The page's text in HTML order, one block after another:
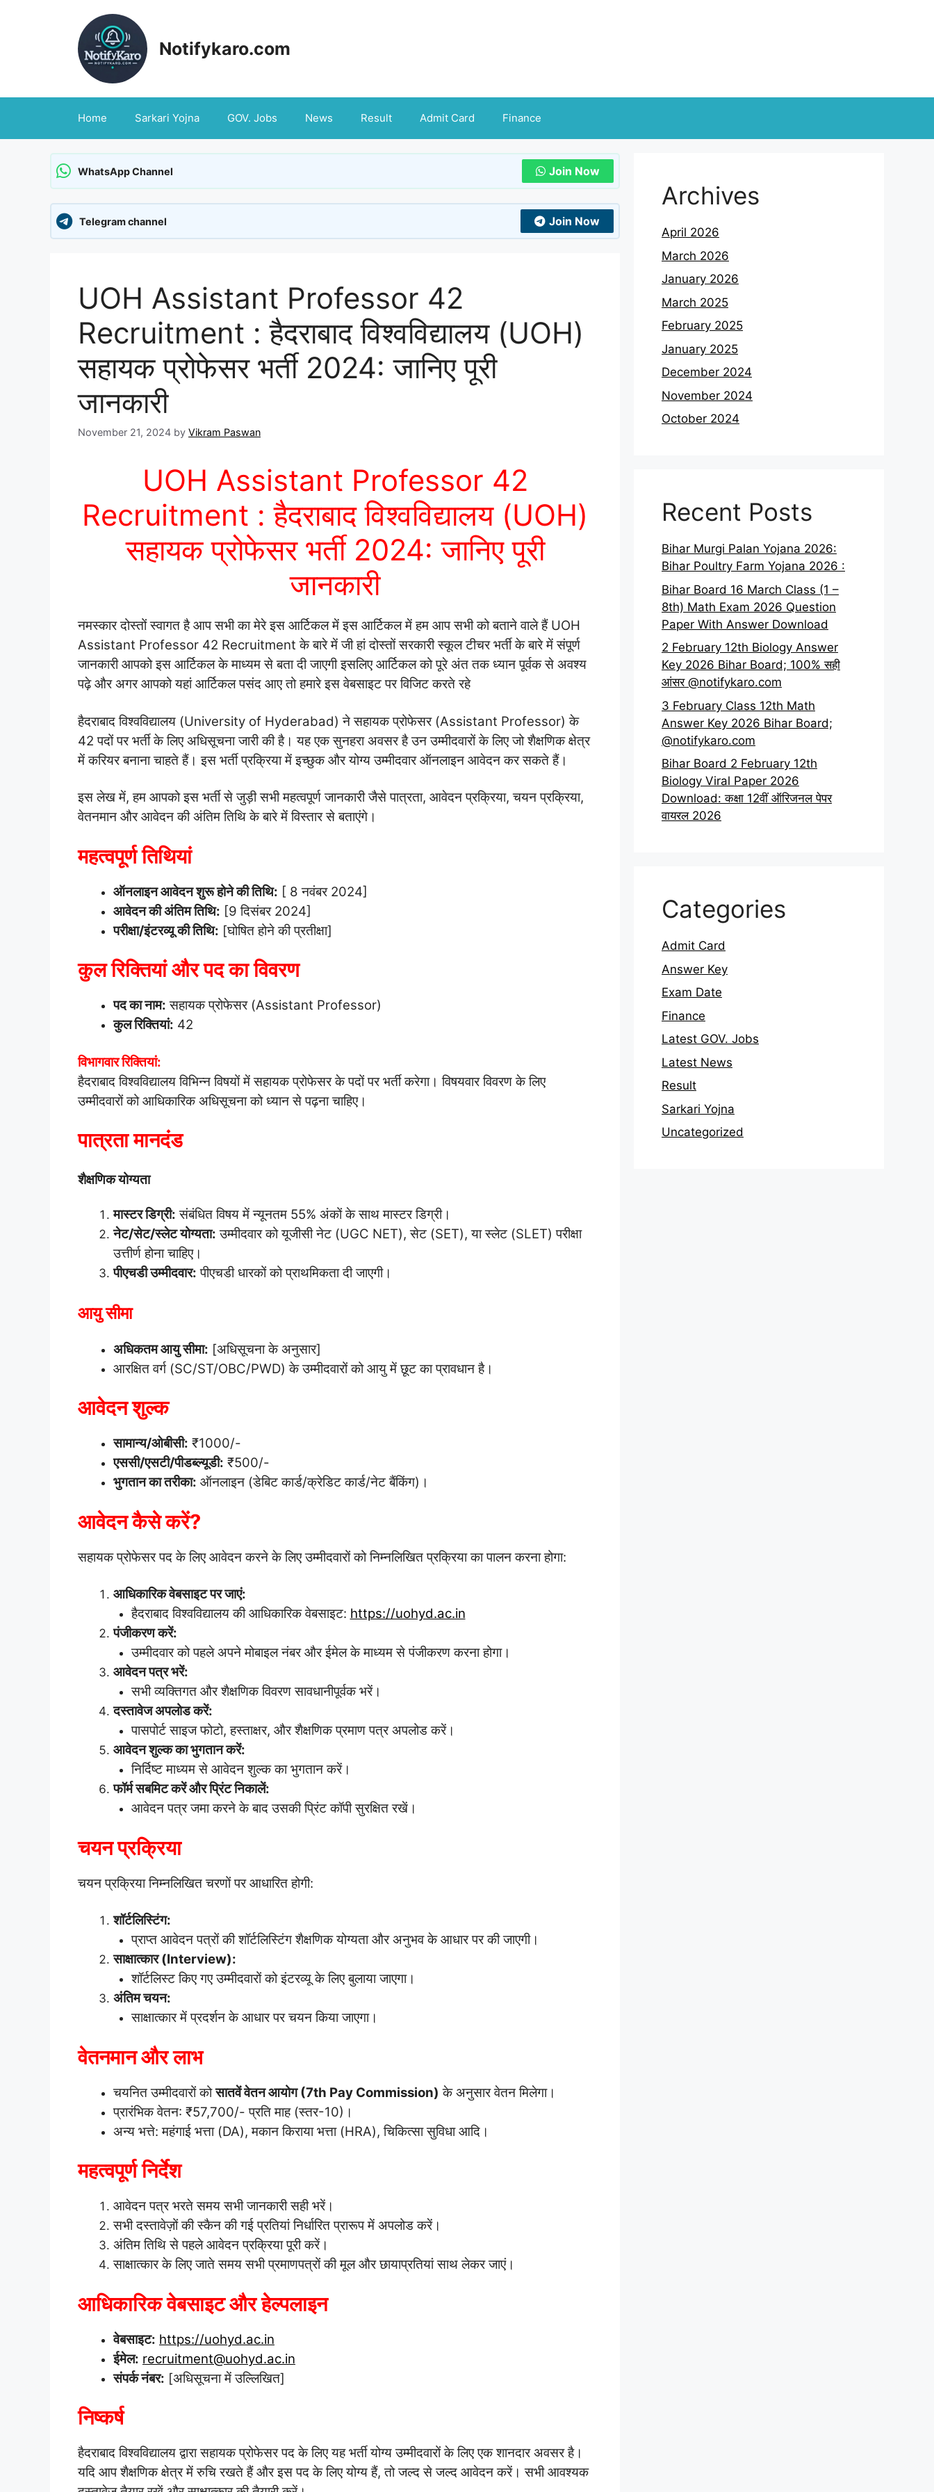
Notifykaro.com
Home Sarkari Yojna GOV. Jobs News Result Admit Card Finance
WhatsApp Channel Join Now
Telegram channel Join Now
UOH Assistant Professor 42
Recruitment : हैदराबाद विश्वविद्यालय (UOH)
सहायक प्रोफेसर भर्ती 2024: जानिए पूरी
जानकारी
November 21, 2024 by Vikram Paswan
UOH Assistant Professor 42
Recruitment : हैदराबाद विश्वविद्यालय (UOH)
सहायक प्रोफेसर भर्ती 2024: जानिए पूरी
जानकारी
नमस्कार दोस्तों स्वागत है आप सभी का मेरे इस आर्टिकल में इस आर्टिकल में हम आप सभी को बताने वाले हैं UOH
Assistant Professor 42 Recruitment के बारे में जी हां दोस्तों सरकारी स्कूल टीचर भर्ती के बारे में संपूर्ण
जानकारी आपको इस आर्टिकल के माध्यम से बता दी जाएगी इसलिए आर्टिकल को पूरे अंत तक ध्यान पूर्वक से अवश्य
पढ़े और अगर आपको यहां आर्टिकल पसंद आए तो हमारे इस वेबसाइट पर विजिट करते रहे
हैदराबाद विश्वविद्यालय (University of Hyderabad) ने सहायक प्रोफेसर (Assistant Professor) के
42 पदों पर भर्ती के लिए अधिसूचना जारी की है। यह एक सुनहरा अवसर है उन उम्मीदवारों के लिए जो शैक्षणिक क्षेत्र
में करियर बनाना चाहते हैं। इस भर्ती प्रक्रिया में इच्छुक और योग्य उम्मीदवार ऑनलाइन आवेदन कर सकते हैं।
इस लेख में, हम आपको इस भर्ती से जुड़ी सभी महत्वपूर्ण जानकारी जैसे पात्रता, आवेदन प्रक्रिया, चयन प्रक्रिया,
वेतनमान और आवेदन की अंतिम तिथि के बारे में विस्तार से बताएंगे।
महत्वपूर्ण तिथियां
ऑनलाइन आवेदन शुरू होने की तिथि: [ 8 नवंबर 2024]
आवेदन की अंतिम तिथि: [9 दिसंबर 2024]
परीक्षा/इंटरव्यू की तिथि: [घोषित होने की प्रतीक्षा]
कुल रिक्तियां और पद का विवरण
पद का नाम: सहायक प्रोफेसर (Assistant Professor)
कुल रिक्तियां: 42
विभागवार रिक्तियां:
हैदराबाद विश्वविद्यालय विभिन्न विषयों में सहायक प्रोफेसर के पदों पर भर्ती करेगा। विषयवार विवरण के लिए
उम्मीदवारों को आधिकारिक अधिसूचना को ध्यान से पढ़ना चाहिए।
पात्रता मानदंड
शैक्षणिक योग्यता
मास्टर डिग्री: संबंधित विषय में न्यूनतम 55% अंकों के साथ मास्टर डिग्री।
नेट/सेट/स्लेट योग्यता: उम्मीदवार को यूजीसी नेट (UGC NET), सेट (SET), या स्लेट (SLET) परीक्षा
उत्तीर्ण होना चाहिए।
पीएचडी उम्मीदवार: पीएचडी धारकों को प्राथमिकता दी जाएगी।
आयु सीमा
अधिकतम आयु सीमा: [अधिसूचना के अनुसार]
आरक्षित वर्ग (SC/ST/OBC/PWD) के उम्मीदवारों को आयु में छूट का प्रावधान है।
आवेदन शुल्क
सामान्य/ओबीसी: ₹1000/-
एससी/एसटी/पीडब्ल्यूडी: ₹500/-
भुगतान का तरीका: ऑनलाइन (डेबिट कार्ड/क्रेडिट कार्ड/नेट बैंकिंग)।
आवेदन कैसे करें?
सहायक प्रोफेसर पद के लिए आवेदन करने के लिए उम्मीदवारों को निम्नलिखित प्रक्रिया का पालन करना होगा:
आधिकारिक वेबसाइट पर जाएं:
हैदराबाद विश्वविद्यालय की आधिकारिक वेबसाइट: https://uohyd.ac.in
पंजीकरण करें:
उम्मीदवार को पहले अपने मोबाइल नंबर और ईमेल के माध्यम से पंजीकरण करना होगा।
आवेदन पत्र भरें:
सभी व्यक्तिगत और शैक्षणिक विवरण सावधानीपूर्वक भरें।
दस्तावेज अपलोड करें:
पासपोर्ट साइज फोटो, हस्ताक्षर, और शैक्षणिक प्रमाण पत्र अपलोड करें।
आवेदन शुल्क का भुगतान करें:
निर्दिष्ट माध्यम से आवेदन शुल्क का भुगतान करें।
फॉर्म सबमिट करें और प्रिंट निकालें:
आवेदन पत्र जमा करने के बाद उसकी प्रिंट कॉपी सुरक्षित रखें।
चयन प्रक्रिया
चयन प्रक्रिया निम्नलिखित चरणों पर आधारित होगी:
शॉर्टलिस्टिंग:
प्राप्त आवेदन पत्रों की शॉर्टलिस्टिंग शैक्षणिक योग्यता और अनुभव के आधार पर की जाएगी।
साक्षात्कार (Interview):
शॉर्टलिस्ट किए गए उम्मीदवारों को इंटरव्यू के लिए बुलाया जाएगा।
अंतिम चयन:
साक्षात्कार में प्रदर्शन के आधार पर चयन किया जाएगा।
वेतनमान और लाभ
चयनित उम्मीदवारों कोसातवें वेतन आयोग (7th Pay Commission) के अनुसार वेतन मिलेगा।
प्रारंभिक वेतन: ₹57,700/- प्रति माह (स्तर-10)।
अन्य भत्ते: महंगाई भत्ता (DA), मकान किराया भत्ता (HRA), चिकित्सा सुविधा आदि।
महत्वपूर्ण निर्देश
आवेदन पत्र भरते समय सभी जानकारी सही भरें।
सभी दस्तावेज़ों की स्कैन की गई प्रतियां निर्धारित प्रारूप में अपलोड करें।
अंतिम तिथि से पहले आवेदन प्रक्रिया पूरी करें।
साक्षात्कार के लिए जाते समय सभी प्रमाणपत्रों की मूल और छायाप्रतियां साथ लेकर जाएं।
आधिकारिक वेबसाइट और हेल्पलाइन
वेबसाइट: https://uohyd.ac.in
ईमेल: recruitment@uohyd.ac.in
संपर्क नंबर: [अधिसूचना में उल्लिखित]
निष्कर्ष
हैदराबाद विश्वविद्यालय द्वारा सहायक प्रोफेसर पद के लिए यह भर्ती योग्य उम्मीदवारों के लिए एक शानदार अवसर है।
यदि आप शैक्षणिक क्षेत्र में रुचि रखते हैं और इस पद के लिए योग्य हैं, तो जल्द से जल्द आवेदन करें। सभी आवश्यक
Archives
April 2026
March 2026
January 2026
March 2025
February 2025
January 2025
December 2024
November 2024
October 2024
Recent Posts
Bihar Murgi Palan Yojana 2026:
Bihar Poultry Farm Yojana 2026 :
Bihar Board 16 March Class (1 –
8th) Math Exam 2026 Question
Paper With Answer Download
2 February 12th Biology Answer
Key 2026 Bihar Board; 100% सही
आंसर @notifykaro.com
3 February Class 12th Math
Answer Key 2026 Bihar Board;
@notifykaro.com
Bihar Board 2 February 12th
Biology Viral Paper 2026
Download: कक्षा 12वीं ऑरिजनल पेपर
वायरल 2026
Categories
Admit Card
Answer Key
Exam Date
Finance
Latest GOV. Jobs
Latest News
Result
Sarkari Yojna
Uncategorized